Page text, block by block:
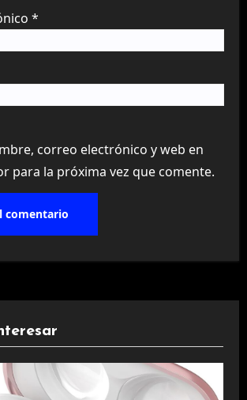
*
correo electrónico y web en
para la próxima vez que comente.